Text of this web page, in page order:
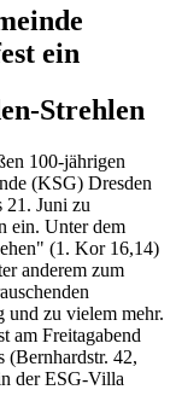
ein
Strehlen
100-jährigen
(KSG) Dresden
21. Juni zu
ein. Unter dem
(1. Kor 16,14)
anderem zum
und zu vielem mehr.
am Freitagabend
(Bernhardstr. 42,
der ESG-Villa